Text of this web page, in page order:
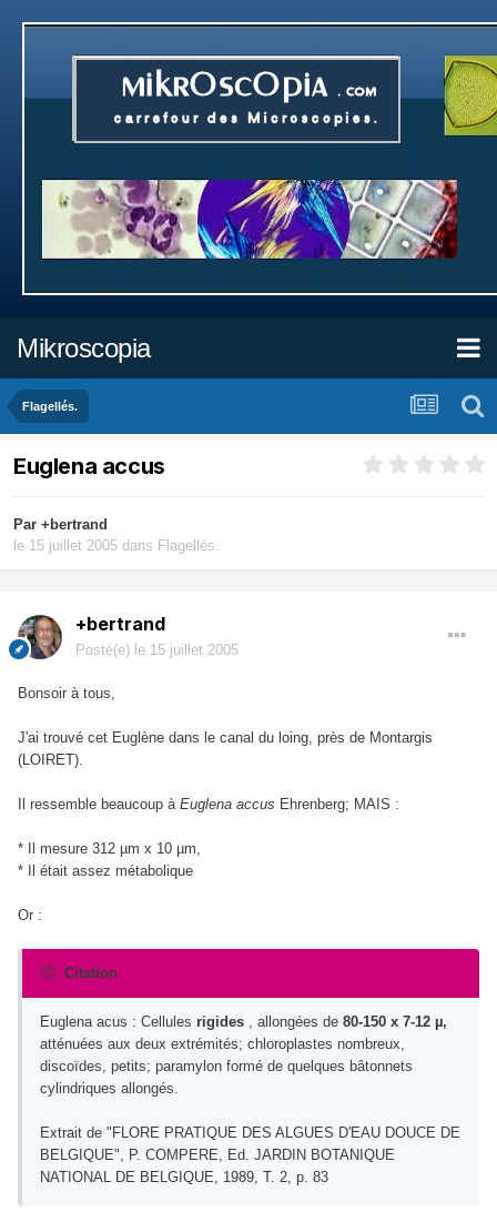
Mikroscopia
Flagellés.
Euglena accus
Par +bertrand
le 15 juillet 2005 dans Flagellés.
+bertrand
Posté(e) le 15 juillet 2005
Bonsoir à tous,
J'ai trouvé cet Euglène dans le canal du loing, près de Montargis
(LOIRET).
Il ressemble beaucoup à Euglena accus Ehrenberg; MAIS :
* Il mesure 312 µm x 10 µm,
* Il était assez métabolique
Or :
Citation
Euglena acus : Cellules rigides , allongées de 80-150 x 7-12 µ,
atténuées aux deux extrémités; chloroplastes nombreux,
discoïdes, petits; paramylon formé de quelques bâtonnets
cylindriques allongés.
Extrait de "FLORE PRATIQUE DES ALGUES D'EAU DOUCE DE
BELGIQUE", P. COMPERE, Ed. JARDIN BOTANIQUE
NATIONAL DE BELGIQUE, 1989, T. 2, p. 83